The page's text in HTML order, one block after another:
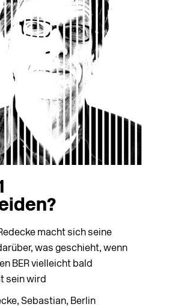
macht sich seine
was geschieht, wenn
BER vielleicht bald
sein wird
Sebastian, Berlin